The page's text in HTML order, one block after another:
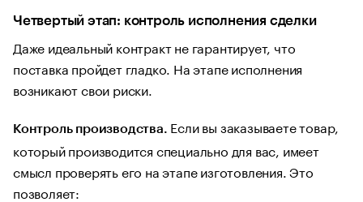
Четвертый этап: контроль исполнения сделки
Даже идеальный контракт не гарантирует, что
поставка пройдет гладко. На этапе исполнения
возникают свои риски.
Контроль производства. Если вы заказываете товар,
который производится специально для вас, имеет
смысл проверять его на этапе изготовления. Это
позволяет: